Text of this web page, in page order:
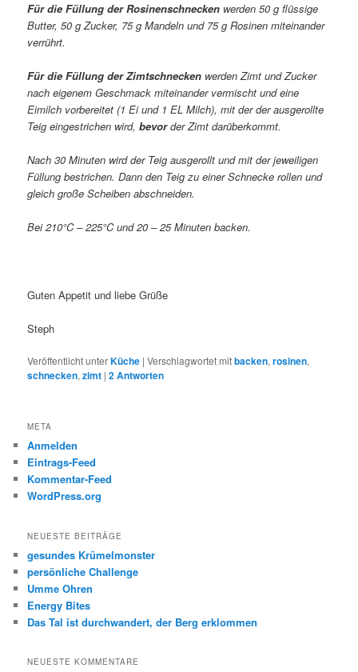
Für die Füllung der Rosinenschnecken werden 50 g flüssige
Butter, 50 g Zucker, 75 g Mandeln und 75 g Rosinen miteinander
verrührt.
Für die Füllung der Zimtschnecken werden Zimt und Zucker
nach eigenem Geschmack miteinander vermischt und eine
Eimilch vorbereitet (1 Ei und 1 EL Milch), mit der der ausgerollte
Teig eingestrichen wird,bevorder Zimt darüberkommt.
Nach 30 Minuten wird der Teig ausgerollt und mit der jeweiligen
Füllung bestrichen. Dann den Teig zu einer Schnecke rollen und
gleich große Scheiben abschneiden.
Bei 210°C – 225°C und 20 – 25 Minuten backen.
Guten Appetit und liebe Grüße
Steph
Veröffentlicht unterKüche |Verschlagwortet mitbacken,rosinen,
schnecken,zimt |2Antworten
META
Anmelden
Eintrags-Feed
Kommentar-Feed
WordPress.org
NEUESTE BEITRÄGE
gesundes Krümelmonster
persönliche Challenge
Umme Ohren
Energy Bites
Das Tal ist durchwandert, der Berg erklommen
NEUESTE KOMMENTARE